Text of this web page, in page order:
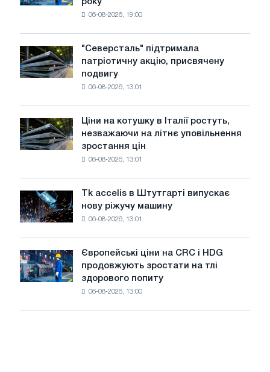
в
липні
з
року
року
06-08-2026, 19:00
"Северсталь"
підтримала
патріотичну
радянської
авіації
Великої
Вітчизняної
війни
"Северсталь" підтримала
патріотичну акцію, присвячену
подвигу
06-08-2026, 13:01
Ціни
на
котушку
незважаючи
на
уповільнення
зростання
цін
Ціни на котушку в Італії ростуть,
незважаючи на літнє уповільнення
зростання цін
06-08-2026, 13:01
Tk
accelis
в
нову
ріжучу
Tk accelis в Штутгарті випускає
нову ріжучу машину
06-08-2026, 13:01
Європейські
ціни
на
Європейські ціни на CRC і HDG
продовжують зростати на тлі
здорового попиту
06-08-2026, 13:00